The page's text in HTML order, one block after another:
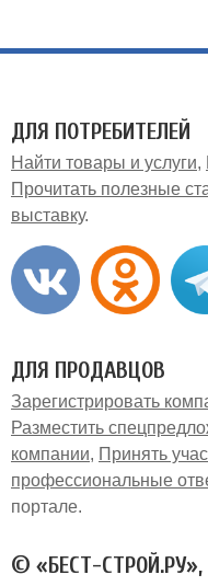
ДЛЯ ПОТРЕБИТЕЛЕЙ
Найти товары и услуги
Прочитать полезные
выставку
ДЛЯ ПРОДАВЦОВ
Зарегистрировать
Разместить
компании
Принять
профессиональные
портале
© «БЕСТ-